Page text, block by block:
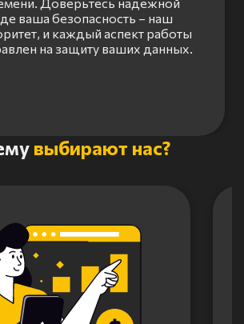
Доверьтесь надежной
ваша безопасность – наш
и каждый аспект работы
на защиту ваших данных.
выбирают нас?